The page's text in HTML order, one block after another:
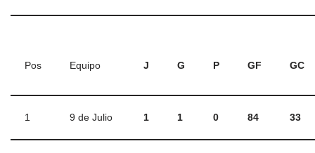
Pos Equipo J G P GF GC
1 9 de Julio 1 1 0 84 33